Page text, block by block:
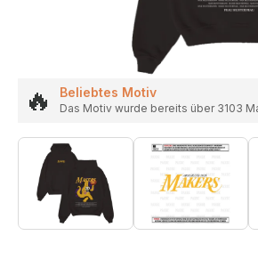
🔥 Beliebtes Motiv
Das Motiv wurde bereits über 3103